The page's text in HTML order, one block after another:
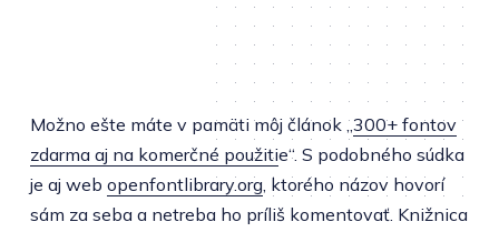
Možno ešte máte v pamäti môj článok „300+ fontov
zdarma aj na komerčné použitie“. S podobného súdka
je aj web openfontlibrary.org, ktorého názov hovorí
sám za seba a netreba ho príliš komentovať. Knižnica